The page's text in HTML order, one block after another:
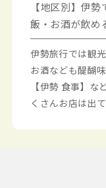
【地区別】伊
飯・お酒が飲め
伊勢旅行では観
お酒なども醍醐
【伊勢 食事】
くさんお店は出